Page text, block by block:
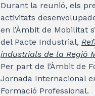
Durant la reunió, els
activitats
en l’Àmbit de Mobilitat
del Pacte Industrial,
industrials de la Regió
Per part de l’Àmbit de
Jornada Internacional
Formació Professional.